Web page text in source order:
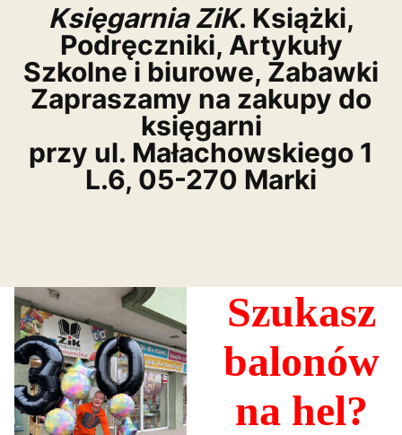
Księgarnia ZiK. Książki,
Podręczniki, Artykuły
Szkolne i biurowe, Zabawki
Zapraszamy na zakupy do
księgarni
przy ul. Małachowskiego 1
L.6, 05-270 Marki
Szukasz
balonów
na hel?